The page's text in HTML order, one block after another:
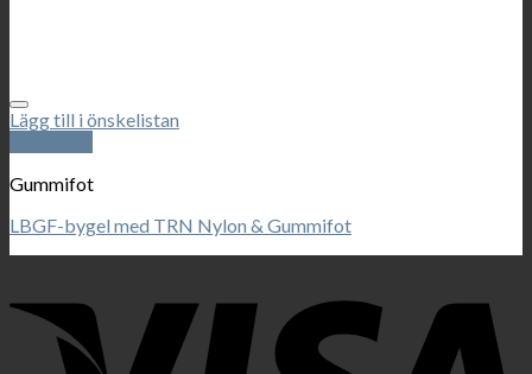
Lägg till i önskelistan
Gummifot
LBGF-bygel med TRN Nylon & Gummifot